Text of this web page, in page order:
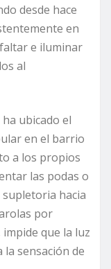
desde hace
en
e iluminar
al
ubicado el
en el barrio
a los propios
las podas o
hacia
por
que la luz
la sensación de